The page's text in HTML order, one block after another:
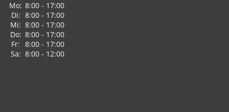
Mo: 8:00 - 17:00
Di: 8:00 - 17:00
Mi: 8:00 - 17:00
Do: 8:00 - 17:00
Fr: 8:00 - 17:00
Sa: 8:00 - 12:00